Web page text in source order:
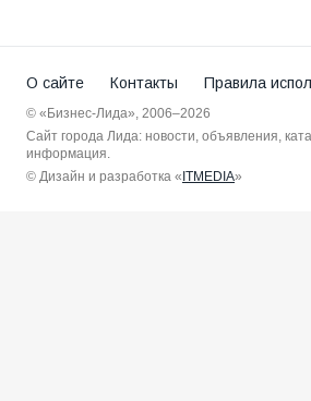
О сайте Контакты Правила
© «Бизнес-Лида», 2006–2026
Сайт города Лида: новости, объявления,
информация.
© Дизайн и разработка « ITMEDIA»